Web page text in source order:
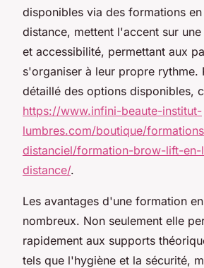
disponibles via des formations
distance, mettent l'accent sur
et accessibilité, permettant aux
s'organiser à leur propre rythme.
détaillé des options disponibles,
https://www.infini-beaute-institut-
lumbres.com/boutique/
distanciel/formation-brow-lift-
distance/.
Les avantages d'une formation
nombreux. Non seulement elle
rapidement aux supports
tels que l'hygiène et la sécurité,